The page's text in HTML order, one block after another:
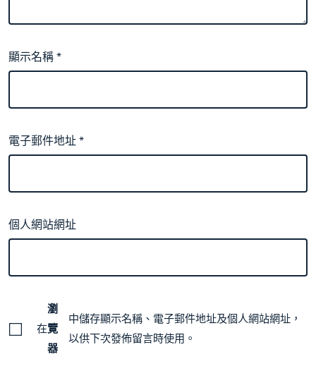
顯示名稱*
電子郵件地址*
個人網站網址
在
瀏
覽
器
中儲存顯示名稱、電子郵件地址及個人網站網址，
以供下次發佈留言時使用。